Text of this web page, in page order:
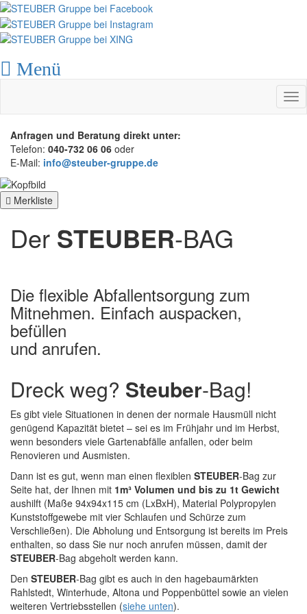
Menü
Anfragen und Beratung direkt unter:
Telefon: 040-732 06 06 oder
E-Mail: info@steuber-gruppe.de
Merkliste
Der STEUBER-BAG
Die flexible Abfallentsorgung zum
Mitnehmen. Einfach auspacken,
befüllen
und anrufen.
Dreck weg? Steuber-Bag!
Es gibt viele Situationen in denen der normale Hausmüll nicht
genügend Kapazität bietet – sei es im Frühjahr und im Herbst,
wenn besonders viele Gartenabfälle anfallen, oder beim
Renovieren und Ausmisten.
Dann ist es gut, wenn man einen flexiblen STEUBER-Bag zur
Seite hat, der Ihnen mit 1m³ Volumen und bis zu 1t Gewicht
aushilft (Maße 94x94x115 cm (LxBxH), Material Polypropylen
Kunststoffgewebe mit vier Schlaufen und Schürze zum
Verschließen). Die Abholung und Entsorgung ist bereits im Preis
enthalten, so dass Sie nur noch anrufen müssen, damit der
STEUBER-Bag abgeholt werden kann.
Den STEUBER-Bag gibt es auch in den hagebaumärkten
Rahlstedt, Winterhude, Altona und Poppenbüttel sowie an vielen
weiteren Vertriebsstellen (siehe unten).